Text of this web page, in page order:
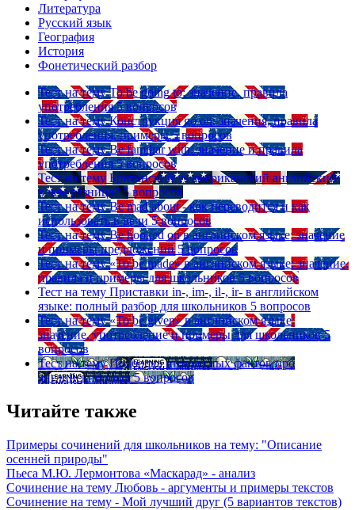
Литература
Русский язык
География
История
Фонетический разбор
Тест на тему To be going to: значение, правила
употребления 5 вопросов
Тест на тему Конструкция go on: значения, правила
употребления, примеры 5 вопросов
Тест на тему Be familiar with: значение и правила
употребления 5 вопросов
Тест на тему Британский vs американский английский:
в чем разница? 5 вопросов
Тест на тему Be mad about - как переводится и как
использовать в речи 5 вопросов
Тест на тему Be hooked on в английском языке: значение
и примеры предложений 5 вопросов
Тест на тему «To be made» в английском языке: значение,
правила и примеры для школьников 5 вопросов
Тест на тему Приставки in-, im-, il-, ir- в английском
языке: полный разбор для школьников 5 вопросов
Тест на тему «To be given» в английском языке:
значение, употребление и примеры для школьников 5
вопросов
Тест на тему Подборка интересных фактов про
английский язык 5 вопросов
Читайте также
Примеры сочинений для школьников на тему: "Описание
осенней природы"
Пьеса М.Ю. Лермонтова «Маскарад» - анализ
Сочинение на тему Любовь - аргументы и примеры текстов
Сочинение на тему - Мой лучший друг (5 вариантов текстов)